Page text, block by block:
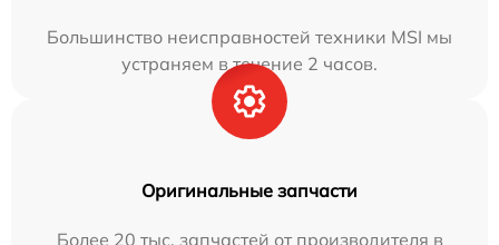
Большинство неисправностей техники MSI мы
устраняем в течение 2 часов.
Оригинальные запчасти
Более 20 тыс. запчастей от производителя в